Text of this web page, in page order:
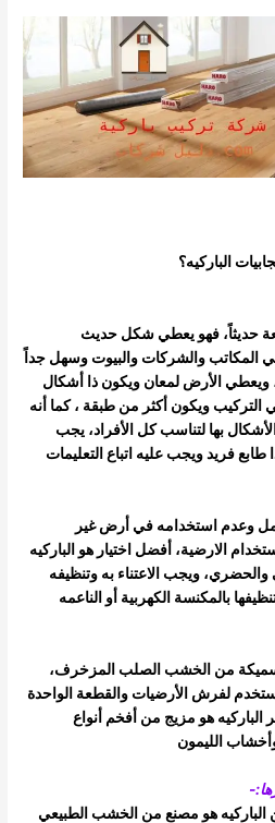
الباركيه؟
حديثاً، فهو يعطي شكل حديث
المكاتب والشركات والبيوت وسهل جداً
الأرض لمعان ويكون ذا أشكال
التركيب ويكون أكثر من طبقة ،كما أنه
بها لتناسب كل الأفراد، يجب
طابع فريد ويجب عليه اتباع التعليمات
وعدم استخدامه في أرض غير
الارضية، أفضل اختيار هو الباركيه
والحضري، ويجب الاعتناء به وتنظيفه
بالمكنسة الكهربية أو الناعمه
سميكة من الخشب الصلب المزخرف،
لفرش الأرضيات والقطعة الواحدة
الباركيه هو مزيج من أفخم أنواع
الليمون
الباركيه هو مصنع من الخشب الطبيعي